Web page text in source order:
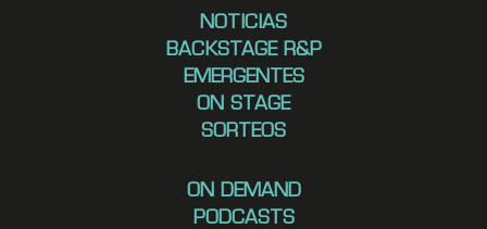
NOTICIAS
BACKSTAGE R&P
EMERGENTES
ON STAGE
SORTEOS
ON DEMAND
PODCASTS